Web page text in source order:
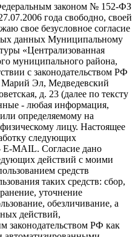
законом № 152-ФЗ
года свободно, своей
свое безусловное согласие
данных Муниципальному
«Централизованная
муниципального района,
с законодательством РФ
Марий Эл, Медведевский
д. 23 (далее по тексту
- любая информация,
определяемому на
лицу. Настоящее
следующих
MAIL. Согласие дано
действий с моими
средств
таких средств: сбор,
уточнение
обезличивание, а
действий,
законодательством РФ как